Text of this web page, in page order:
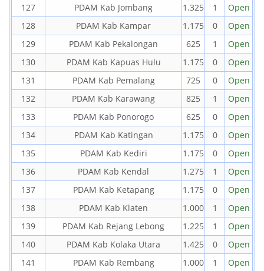
127
PDAM Kab Jombang 1.325 1
Open
128
PDAM Kab Kampar 1.175 0
Open
129
PDAM Kab Pekalongan 625 1
Open
130
PDAM Kab Kapuas Hulu 1.175 0
Open
131
PDAM Kab Pemalang 725 0
Open
132
PDAM Kab Karawang 825 1
Open
133
PDAM Kab Ponorogo 625 0
Open
134
PDAM Kab Katingan 1.175 0
Open
135
PDAM Kab Kediri 1.175 0
Open
136
PDAM Kab Kendal 1.275 1
Open
137
PDAM Kab Ketapang 1.175 0
Open
138
PDAM Kab Klaten 1.000 1
Open
139
PDAM Kab Rejang Lebong 1.225 1
Open
140
PDAM Kab Kolaka Utara 1.425 0
Open
141
PDAM Kab Rembang 1.000 1
Open